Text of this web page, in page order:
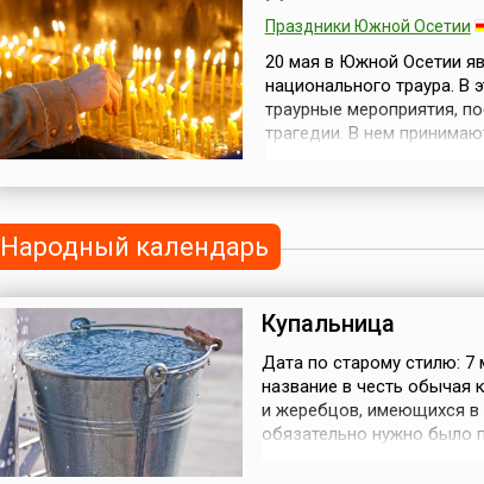
Праздники Южной Осетии
20 мая в Южной Осетии
национального траура. В
траурные мероприятия,
трагедии. В нем
совершено бесчеловеч...
Народный календарь
Купальница
Дата по старому стилю: 7
название в честь обычая
и жеребцов, имеющихся в
обязательно нужно было